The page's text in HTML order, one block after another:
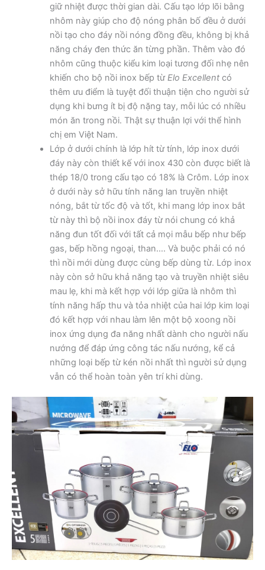
giữ nhiệt được thời gian dài. Cấu tạo lớp lõi bằng
nhôm này giúp cho độ nóng phân bố đều ở dưới
nồi tạo cho đáy nồi nóng đồng đều, không bị khả
năng cháy đen thức ăn từng phần. Thêm vào đó
nhôm cũng thuộc kiểu kim loại tương đối nhẹ nên
khiến cho bộ nồi inox bếp từElo Excellentcó
thêm ưu điểm là tuyệt đối thuận tiện cho người sử
dụng khi bưng ít bị độ nặng tay, mỗi lúc có nhiều
món ăn trong nồi. Thật sự thuận lợi với thể hình
chị em Việt Nam.
Lớp ở dưới chính là lớp hít từ tính, lớp inox dưới
đáy này còn thiết kế với inox 430 còn được biết là
thép 18/0 trong cấu tạo có 18% là Crôm. Lớp inox
ở dưới này sở hữu tính năng lan truyền nhiệt
nóng, bắt từ tốc độ và tốt, khi mang lớp inox bắt
từ này thì bộ nồi inox đáy từ nói chung có khả
năng đun tốt đối với tất cả mọi mẫu bếp như bếp
gas, bếp hồng ngoại, than…. Và buộc phải có nó
thì nồi mới dùng được cùng bếp dùng từ. Lớp inox
này còn sở hữu khả năng tạo và truyền nhiệt siêu
mau lẹ, khi mà kết hợp với lớp giữa là nhôm thì
tính năng hấp thu và tỏa nhiệt của hai lớp kim loại
đó kết hợp với nhau làm lên một bộ xoong nồi
inox ứng dụng đa năng nhất dành cho người nấu
nướng để đáp ứng công tác nấu nướng, kể cả
những loại bếp từ kén nồi nhất thì người sử dụng
vẫn có thể hoàn toàn yên trí khi dùng.